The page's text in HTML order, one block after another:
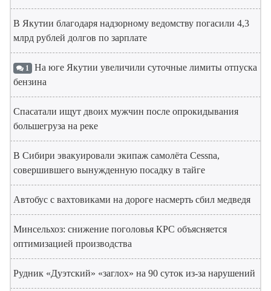
В Якутии благодаря надзорному ведомству погасили 4,3
млрд рублей долгов по зарплате
1 На юге Якутии увеличили суточные лимиты отпуска
бензина
Спасатали ищут двоих мужчин после опрокидывания
большегруза на реке
В Сибири эвакуировали экипаж самолёта Cessna,
совершившего вынужденную посадку в тайге
Автобус с вахтовиками на дороге насмерть сбил медведя
Минсельхоз: снижение поголовья КРС объясняется
оптимизацией производства
Рудник «Дуэтский» «заглох» на 90 суток из-за нарушений